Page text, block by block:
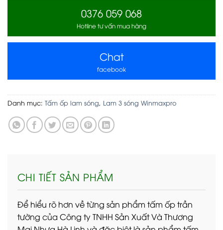
0376 059 068
Hotline tư vấn mua hàng
Chat
facebook
Danh mục: Tấm ốp lam sóng, Lam 3 sóng Winmaxpro
CHI TIẾT SẢN PHẨM
Để hiểu rõ hơn về từng sản phẩm tấm ốp trần
tường của Công ty TNHH Sản Xuất Và Thương